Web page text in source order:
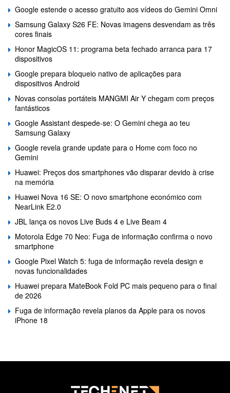
Google estende o acesso gratuito aos vídeos do Gemini Omni
Samsung Galaxy S26 FE: Novas imagens desvendam as três
cores finais
Honor MagicOS 11: programa beta fechado arranca para 17
dispositivos
Google prepara bloqueio nativo de aplicações para
dispositivos Android
Novas consolas portáteis MANGMI Air Y chegam com preços
fantásticos
Google Assistant despede-se: O Gemini chega ao teu
Samsung Galaxy
Google revela grande update para o Home com foco no
Gemini
Huawei: Preços dos smartphones vão disparar devido à crise
na memória
Huawei Nova 16 SE: O novo smartphone económico com
NearLink E2.0
JBL lança os novos Live Buds 4 e Live Beam 4
Motorola Edge 70 Neo: Fuga de informação confirma o novo
smartphone
Google Pixel Watch 5: fuga de informação revela design e
novas funcionalidades
Huawei prepara MateBook Fold PC mais pequeno para o final
de 2026
Fuga de informação revela planos da Apple para os novos
iPhone 18